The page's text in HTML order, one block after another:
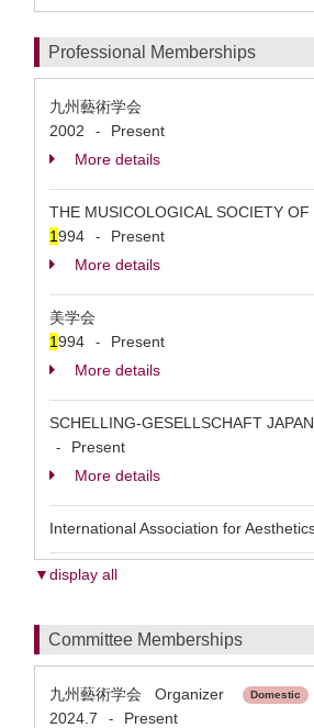
Professional Memberships
九州藝術学会
2002
-
Present
More details
THE MUSICOLOGICAL SOCIETY OF
1994 -
Present
More details
美学会
1994 -
Present
More details
SCHELLING-GESELLSCHAFT JAPAN
-
Present
More details
International Association for
▼display all
Committee Memberships
九州藝術学会 Organizer Domestic
2024.7 -
Present